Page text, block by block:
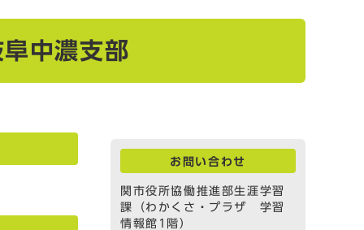
中濃支部
お問い合わせ
関市役所協働推進部生涯学習
課（わかくさ・プラザ 学習
情報館1階）